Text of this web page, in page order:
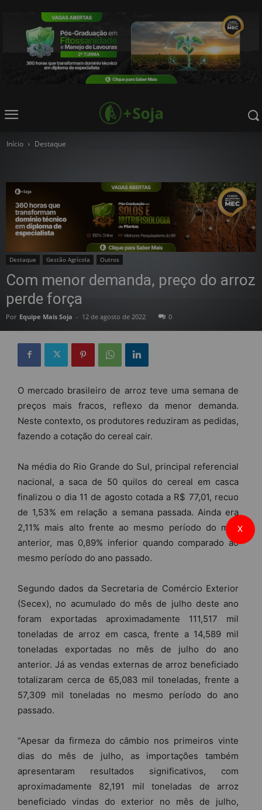
Início Destaque
Destaque Gestão Agrícola Outros
Com menor demanda, preço do arroz
perde força
Por Equipe Mais Soja - 12 de agosto de 2022 0
O mercado brasileiro de arroz teve uma semana de
preços mais fracos, reflexo da menor demanda.
Neste contexto, os produtores reduziram as pedidas,
fazendo a cotação do cereal cair.
Na média do Rio Grande do Sul, principal referencial
nacional, a saca de 50 quilos do cereal em casca
finalizou o dia 11 de agosto cotada a R$ 77,01, recuo
de 1,53% em relação a semana passada. Ainda era
2,11% mais alto frente ao mesmo período do mês
anterior, mas 0,89% inferior quando comparado ao
mesmo período do ano passado.
Segundo dados da Secretaria de Comércio Exterior
(Secex), no acumulado do mês de julho deste ano
foram exportadas aproximadamente 111,517 mil
toneladas de arroz em casca, frente a 14,589 mil
toneladas exportadas no mês de julho do ano
anterior. Já as vendas externas de arroz beneficiado
totalizaram cerca de 65,083 mil toneladas, frente a
57,309 mil toneladas no mesmo período do ano
passado.
“Apesar da firmeza do câmbio nos primeiros vinte
dias do mês de julho, as importações também
apresentaram resultados significativos, com
aproximadamente 82,191 mil toneladas de arroz
beneficiado vindas do exterior no mês de julho,
X